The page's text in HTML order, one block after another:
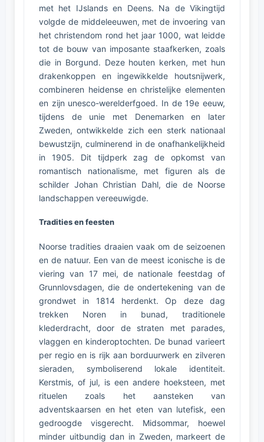
met het IJslands en Deens. Na de Vikingtijd
volgde de middeleeuwen, met de invoering van
het christendom rond het jaar 1000, wat leidde
tot de bouw van imposante staafkerken, zoals
die in Borgund. Deze houten kerken, met hun
drakenkoppen en ingewikkelde houtsnijwerk,
combineren heidense en christelijke elementen
en zijn unesco-werelderfgoed. In de 19e eeuw,
tijdens de unie met Denemarken en later
Zweden, ontwikkelde zich een sterk nationaal
bewustzijn, culminerend in de onafhankelijkheid
in 1905. Dit tijdperk zag de opkomst van
romantisch nationalisme, met figuren als de
schilder Johan Christian Dahl, die de Noorse
landschappen vereeuwigde.
Tradities en feesten
Noorse tradities draaien vaak om de seizoenen
en de natuur. Een van de meest iconische is de
viering van 17 mei, de nationale feestdag of
Grunnlovsdagen, die de ondertekening van de
grondwet in 1814 herdenkt. Op deze dag
trekken Noren in bunad, traditionele
klederdracht, door de straten met parades,
vlaggen en kinderoptochten. De bunad varieert
per regio en is rijk aan borduurwerk en zilveren
sieraden, symboliserend lokale identiteit.
Kerstmis, of jul, is een andere hoeksteen, met
rituelen zoals het aansteken van
adventskaarsen en het eten van lutefisk, een
gedroogde visgerecht. Midsommar, hoewel
minder uitbundig dan in Zweden, markeert de